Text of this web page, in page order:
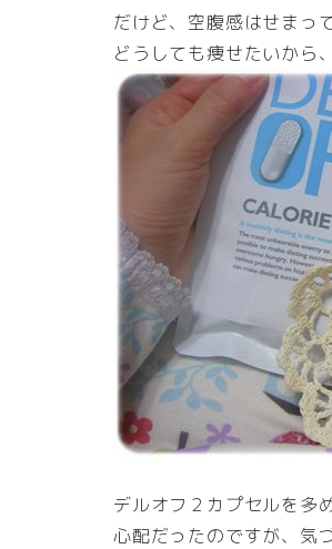
だけど、空腹感はせまっ
どうしても痩せたいから
デルオフ２カプセルを多
心配だったのですが、気